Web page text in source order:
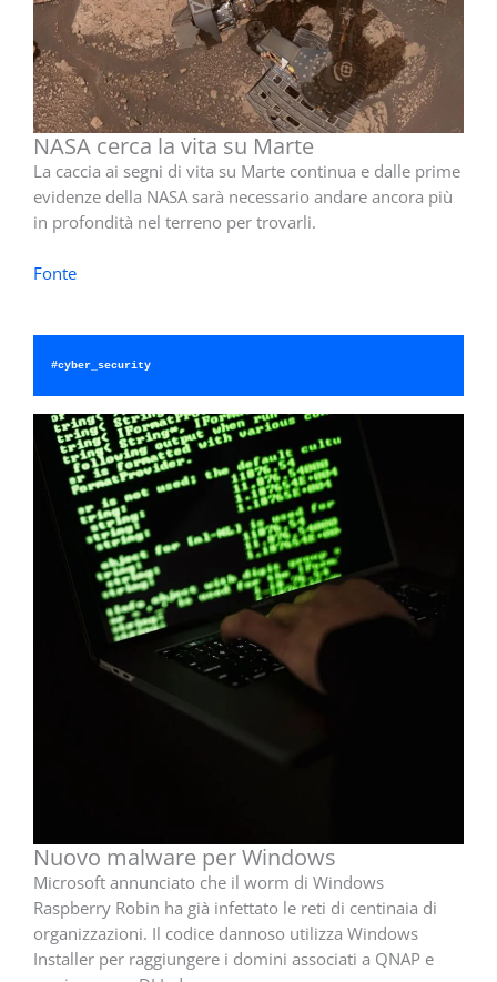
NASA cerca la vita su Marte
La caccia ai segni di vita su Marte continua e dalle prime
evidenze della NASA sarà necessario andare ancora più
in profondità nel terreno per trovarli.
Fonte
#cyber_security
Nuovo malware per Windows
Microsoft annunciato che il worm di Windows
Raspberry Robin ha già infettato le reti di centinaia di
organizzazioni. Il codice dannoso utilizza Windows
Installer per raggiungere i domini associati a QNAP e